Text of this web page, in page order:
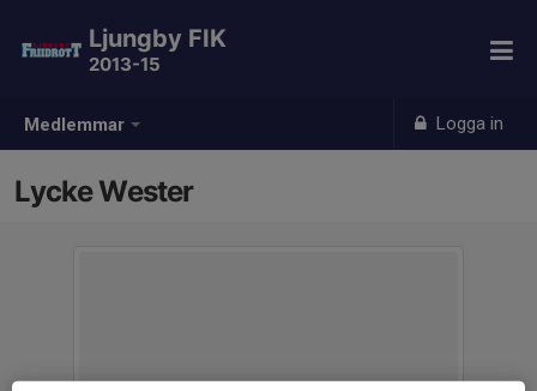
Medlemmar Logga in
Ljungby FIK
2013-15
Lycke Wester